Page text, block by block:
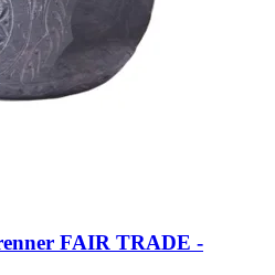
FAIR TRADE -​